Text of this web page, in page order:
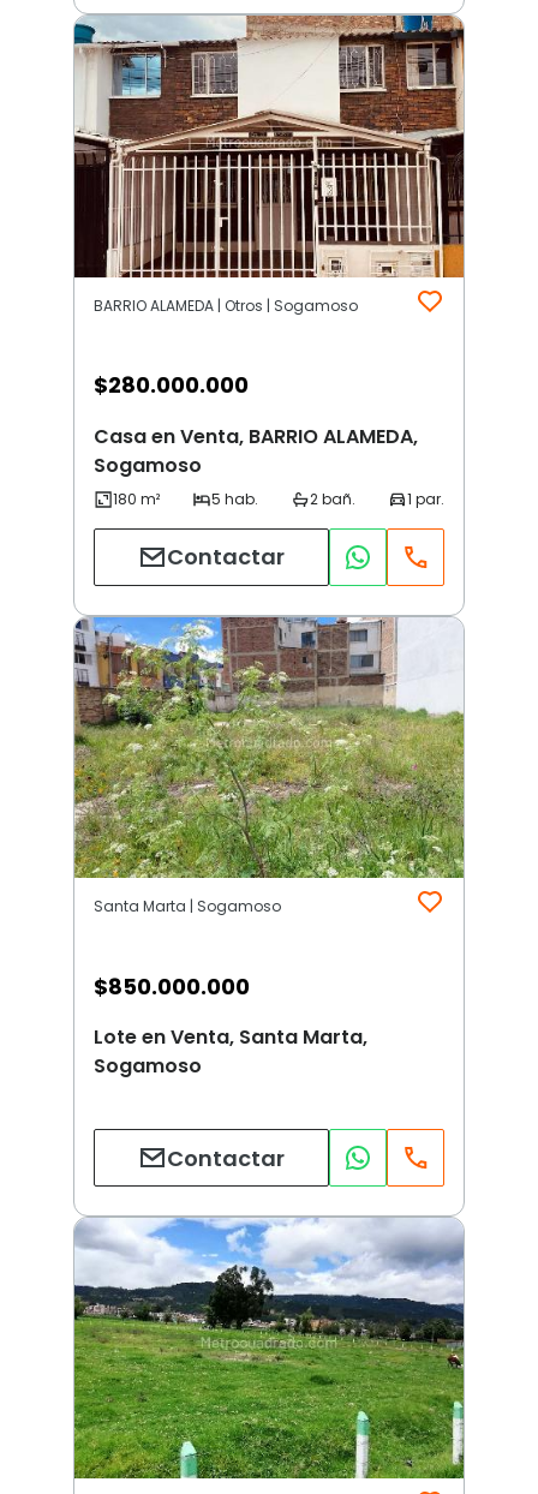
BARRIO ALAMEDA | Otros | Sogamoso
$280.000.000
Casa en Venta, BARRIO ALAMEDA,
Sogamoso
Contactar
Santa Marta | Sogamoso
$850.000.000
Lote en Venta, Santa Marta,
Sogamoso
Contactar